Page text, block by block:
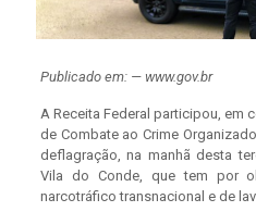
Publicado em: — www.gov.br
A Receita Federal participou, em
de Combate ao Crime
deflagração, na manhã desta
Vila do Conde, que tem por
narcotráfico transnacional e de